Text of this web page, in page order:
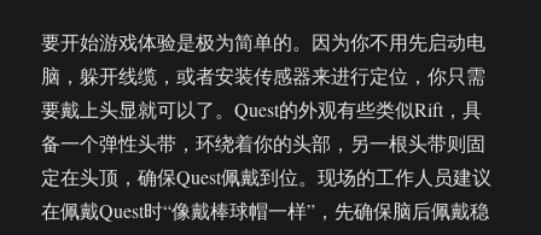
要开始游戏体验是极为简单的。因为你不用先启动电
脑，躲开线缆，或者安装传感器来进行定位，你只需
要戴上头显就可以了。Quest的外观有些类似Rift，具
备一个弹性头带，环绕着你的头部，另一根头带则固
定在头顶，确保Quest佩戴到位。现场的工作人员建议
在佩戴Quest时“像戴棒球帽一样”，先确保脑后佩戴稳